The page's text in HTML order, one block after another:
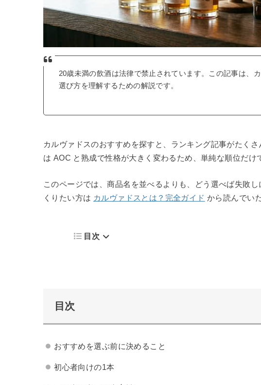
20歳未満の飲酒は法律で禁止されています。この記事は、
選び方を理解するための解説です。
カルヴァドスのおすすめを探すと、ランキング記事がたく
は AOC と熟成で性格が大きく変わるため、単純な順位だけ
このページでは、商品名を並べるよりも、どう選べば失敗
くりたい方は カルヴァドスとは？完全ガイド から読んでい
目次
目次
おすすめを選ぶ前に決めること
初心者向けの1本